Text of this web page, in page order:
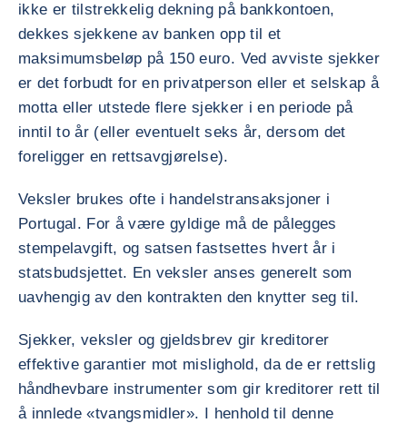
ikke er tilstrekkelig dekning på bankkontoen,
dekkes sjekkene av banken opp til et
maksimumsbeløp på 150 euro. Ved avviste sjekker
er det forbudt for en privatperson eller et selskap å
motta eller utstede flere sjekker i en periode på
inntil to år (eller eventuelt seks år, dersom det
foreligger en rettsavgjørelse).
Veksler brukes ofte i handelstransaksjoner i
Portugal. For å være gyldige må de pålegges
stempelavgift, og satsen fastsettes hvert år i
statsbudsjettet. En veksler anses generelt som
uavhengig av den kontrakten den knytter seg til.
Sjekker, veksler og gjeldsbrev gir kreditorer
effektive garantier mot mislighold, da de er rettslig
håndhevbare instrumenter som gir kreditorer rett til
å innlede «tvangsmidler». I henhold til denne